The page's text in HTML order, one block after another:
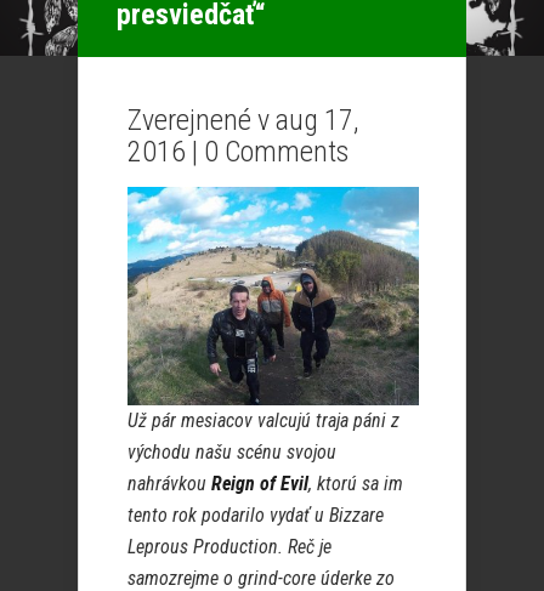
presviedčať“
Zverejnené v aug 17,
2016 | 0 Comments
Už pár mesiacov valcujú traja páni z
východu našu scénu svojou
nahrávkou Reign of Evil, ktorú sa im
tento rok podarilo vydať u Bizzare
Leprous Production. Reč je
samozrejme o grind-core úderke zo